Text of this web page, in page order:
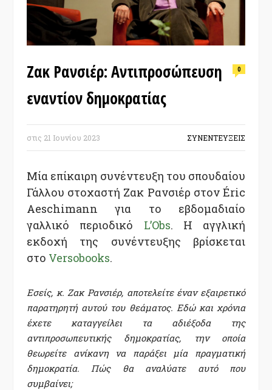
Ζακ Ρανσιέρ: Αντιπροσώπευση
εναντίον δημοκρατίας
0
στις 21 Ιουνίου 2023 ΣΥΝΕΝΤΕΥΞΕΙΣ
Μία επίκαιρη συνέντευξη του σπουδαίου
Γάλλου στοχαστή Ζακ Ρανσιέρ στον Éric
Aeschimann για το εβδομαδιαίο
γαλλικό περιοδικό L’Obs. Η αγγλική
εκδοχή της συνέντευξης βρίσκεται
στο Versobooks.
Εσείς, κ. Ζακ Ρανσιέρ, αποτελείτε έναν εξαιρετικό
παρατηρητή αυτού του θεάματος. Εδώ και χρόνια
έχετε καταγγείλει τα αδιέξοδα της
αντιπροσωπευτικής δημοκρατίας, την οποία
θεωρείτε ανίκανη να παράξει μία πραγματική
δημοκρατία. Πώς θα αναλύατε αυτό που
συμβαίνει;